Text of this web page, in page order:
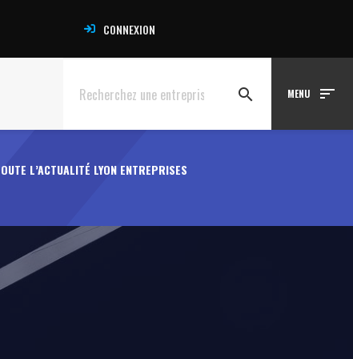
CONNEXION
search MENU sort
L’ACTUALITÉ LYON ENTREPRISES